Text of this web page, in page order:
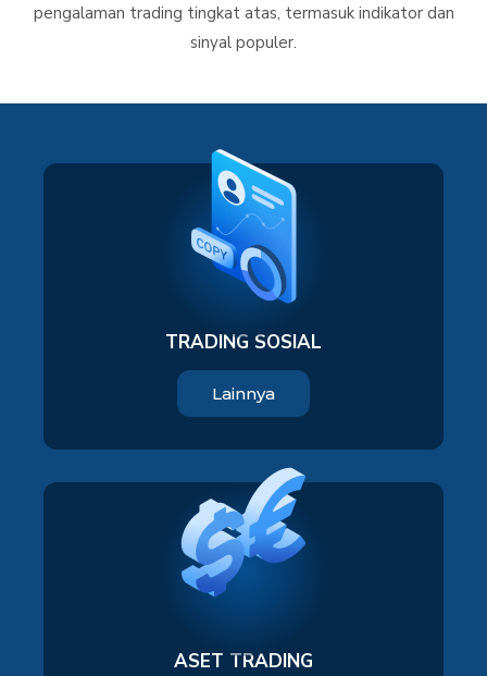
pengalaman trading tingkat atas, termasuk indikator dan
sinyal populer.
TRADING SOSIAL
Lainnya
ASET TRADING